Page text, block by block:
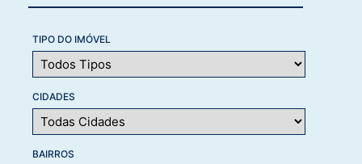
TIPO DO IMÓVEL
CIDADES
BAIRROS